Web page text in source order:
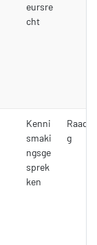
eursre
cht
Kenni
smaki
ngsge
sprek
ken
g